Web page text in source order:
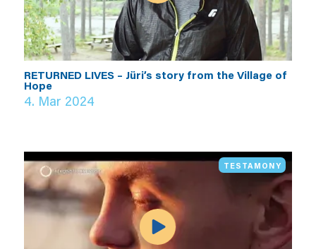
RETURNED LIVES – Jüri’s story from the Village of
Hope
4. Mar 2024
TESTAMONY